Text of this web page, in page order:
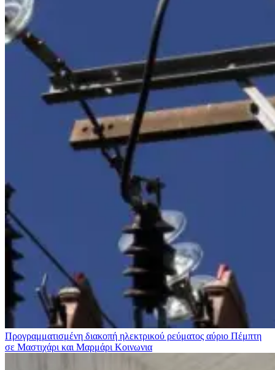
Προγραμματισμένη διακοπή ηλεκτρικού ρεύματος αύριο Πέμπτη
σε Μαστιχάρι και Μαρμάρι Κοινωνια